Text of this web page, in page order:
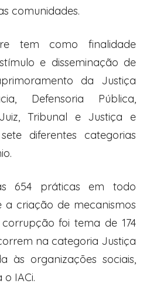
comunidades.
tem como finalidade
e disseminação de
da Justiça
Defensoria Pública,
Tribunal e Justiça e
diferentes categorias
654 práticas em todo
a criação de mecanismos
foi tema de 174
na categoria Justiça
às organizações sociais,
IACi.